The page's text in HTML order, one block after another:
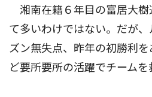
湘南在籍６年目の富居大樹
て多いわけではない。だが
ズン無失点、昨年の初勝利
ど要所要所の活躍でチームを